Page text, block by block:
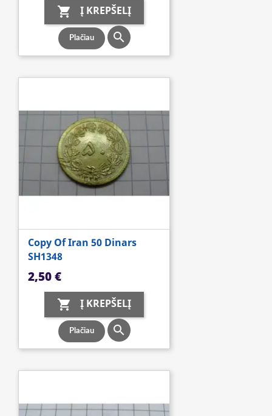
 Į KREPŠELĮ
Plačiau 
Copy Of Iran 50 Dinars
SH1348
Kaina
2,50 €
 Į KREPŠELĮ
Plačiau 